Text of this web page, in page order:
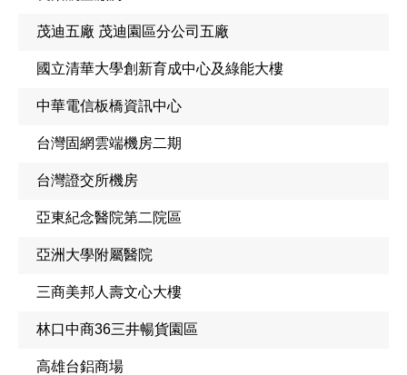
茂迪五廠 茂迪園區分公司五廠
國立清華大學創新育成中心及綠能大樓
中華電信板橋資訊中心
台灣固網雲端機房二期
台灣證交所機房
亞東紀念醫院第二院區
亞洲大學附屬醫院
三商美邦人壽文心大樓
林口中商36三井暢貨園區
高雄台鋁商場